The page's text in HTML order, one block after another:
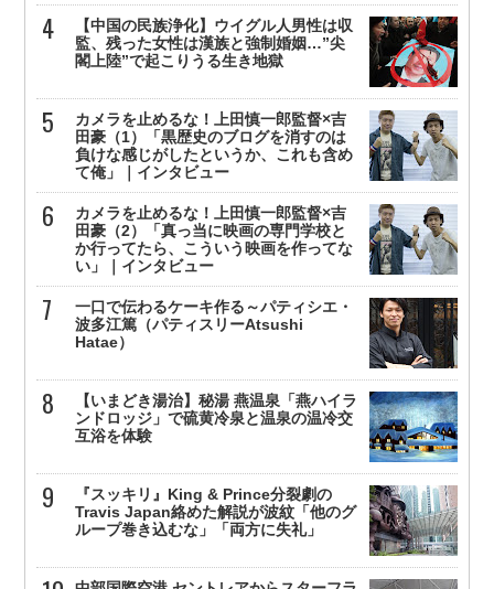
【中国の民族浄化】ウイグル人男性は収
監、残った女性は漢族と強制婚姻…”尖
閣上陸”で起こりうる生き地獄
カメラを止めるな！上田慎一郎監督×吉
田豪（1）「黒歴史のブログを消すのは
負けな感じがしたというか、これも含め
て俺」｜インタビュー
カメラを止めるな！上田慎一郎監督×吉
田豪（2）「真っ当に映画の専門学校と
か行ってたら、こういう映画を作ってな
い」｜インタビュー
一口で伝わるケーキ作る～パティシエ・
波多江篤（パティスリーAtsushi
Hatae）
【いまどき湯治】秘湯 燕温泉「燕ハイラ
ンドロッジ」で硫黄冷泉と温泉の温冷交
互浴を体験
『スッキリ』King & Prince分裂劇の
Travis Japan絡めた解説が波紋「他のグ
ループ巻き込むな」「両方に失礼」